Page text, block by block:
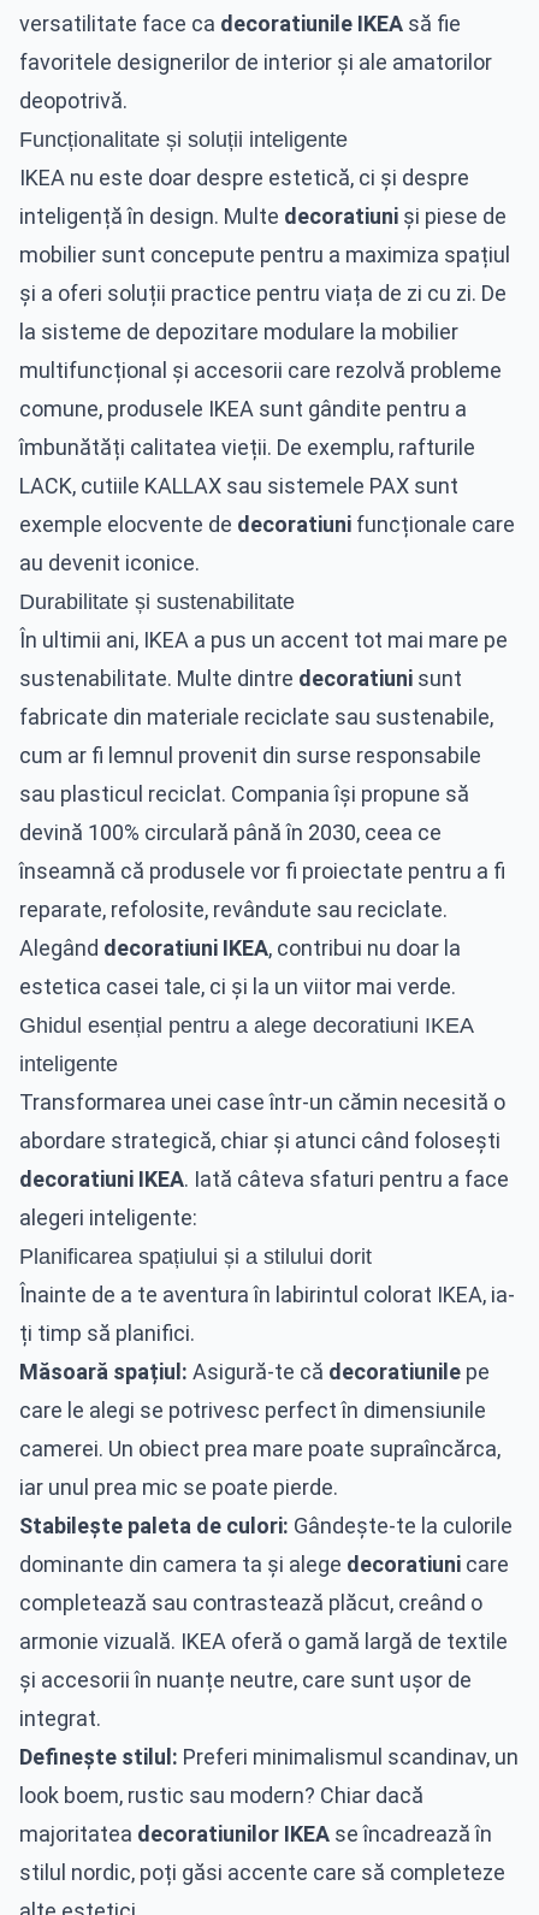
versatilitate face ca decoratiunile IKEA să fie
favoritele designerilor de interior și ale amatorilor
deopotrivă.
Funcționalitate și soluții inteligente
IKEA nu este doar despre estetică, ci și despre
inteligență în design. Multe decoratiuni și piese de
mobilier sunt concepute pentru a maximiza spațiul
și a oferi soluții practice pentru viața de zi cu zi. De
la sisteme de depozitare modulare la mobilier
multifuncțional și accesorii care rezolvă probleme
comune, produsele IKEA sunt gândite pentru a
îmbunătăți calitatea vieții. De exemplu, rafturile
LACK, cutiile KALLAX sau sistemele PAX sunt
exemple elocvente de decoratiuni funcționale care
au devenit iconice.
Durabilitate și sustenabilitate
În ultimii ani, IKEA a pus un accent tot mai mare pe
sustenabilitate. Multe dintre decoratiuni sunt
fabricate din materiale reciclate sau sustenabile,
cum ar fi lemnul provenit din surse responsabile
sau plasticul reciclat. Compania își propune să
devină 100% circulară până în 2030, ceea ce
înseamnă că produsele vor fi proiectate pentru a fi
reparate, refolosite, revândute sau reciclate.
Alegând decoratiuni IKEA, contribui nu doar la
estetica casei tale, ci și la un viitor mai verde.
Ghidul esențial pentru a alege decoratiuni IKEA
inteligente
Transformarea unei case într-un cămin necesită o
abordare strategică, chiar și atunci când folosești
decoratiuni IKEA. Iată câteva sfaturi pentru a face
alegeri inteligente:
Planificarea spațiului și a stilului dorit
Înainte de a te aventura în labirintul colorat IKEA, ia-
ți timp să planifici.
Măsoară spațiul: Asigură-te că decoratiunile pe
care le alegi se potrivesc perfect în dimensiunile
camerei. Un obiect prea mare poate supraîncărca,
iar unul prea mic se poate pierde.
Stabilește paleta de culori: Gândește-te la culorile
dominante din camera ta și alege decoratiuni care
completează sau contrastează plăcut, creând o
armonie vizuală. IKEA oferă o gamă largă de textile
și accesorii în nuanțe neutre, care sunt ușor de
integrat.
Definește stilul: Preferi minimalismul scandinav, un
look boem, rustic sau modern? Chiar dacă
majoritatea decoratiunilor IKEA se încadrează în
stilul nordic, poți găsi accente care să completeze